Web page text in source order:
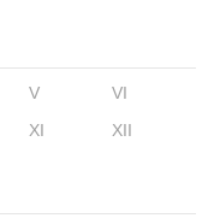
V
VI
XI XII